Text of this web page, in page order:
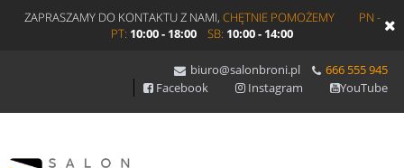
ZAPRASZAMY DO KONTAKTU Z NAMI, CHĘTNIE POMOŻEMY
PN -
PT: 10:00 - 18:00 SB: 10:00 - 14:00
biuro@salonbroni.pl
666 555 945
Facebook
Instagram YouTube